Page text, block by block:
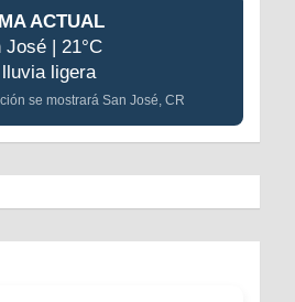
ACTUAL
José | 21°C
ligera
se mostrará San José, CR